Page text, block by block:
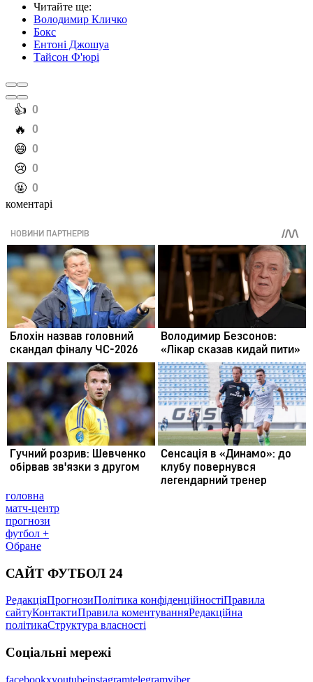
Читайте ще:
Володимир Кличко
Бокс
Ентоні Джошуа
Тайсон Ф'юрі
️👍 0
️🔥 0
️😄 0
️😢 0
️🤬 0
коментарі
головна
матч-центр
прогнози
футбол +
Обране
САЙТ ФУТБОЛ 24
РедакціяПрогнозиПолітика конфіденційностіПравила
сайтуКонтактиПравила коментуванняРедакційна
політикаСтруктура власності
Соціальні мережі
facebookxyoutubeinstagramtelegramviber